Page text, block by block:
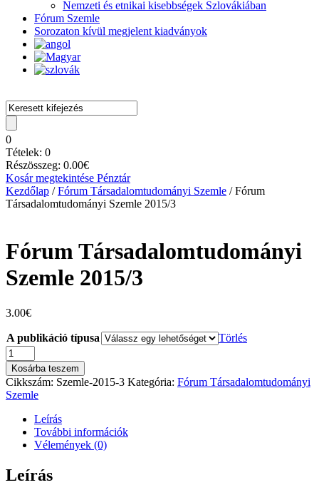
Nemzeti és etnikai kisebbségek Szlovákiában
Fórum Szemle
Sorozaton kívül megjelent kiadványok
0
Tételek: 0
Részösszeg: 0.00€
Kosár megtekintése Pénztár
Kezdőlap /Fórum Társadalomtudományi Szemle / Fórum
Társadalomtudományi Szemle 2015/3
Fórum Társadalomtudományi
Szemle 2015/3
3.00€
A publikáció típusa
Törlés
Fórum
Társadalomtudományi
Szemle
2015/3
mennyiség
Kosárba teszem
Cikkszám: Szemle-2015-3 Kategória: Fórum Társadalomtudományi
Szemle
Leírás
További információk
Vélemények (0)
Leírás